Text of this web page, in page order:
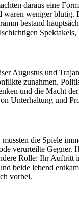
daraus eine
weniger
bestand
Augustus und
zunahmen.
und die Macht
Unterhaltung und
die Spiele
verurteilte
Rolle: Ihr
lebend
vorbei.